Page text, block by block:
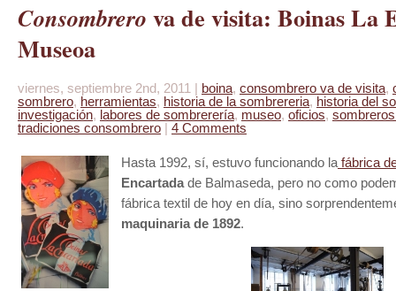
Consombrero va de visita: Boinas La
Museoa
viernes, septiembre 2nd, 2011 | boina, consombrero va de visita,
sombrero, herramientas, historia de la sombrereria, historia del
investigación, labores de sombrerería, museo, oficios,
tradiciones consombrero | 4 Comments
Hasta 1992, sí, estuvo funcionando la fábrica
Encartada de Balmaseda, pero no como
fábrica textil de hoy en día, sino
maquinaria de 1892.